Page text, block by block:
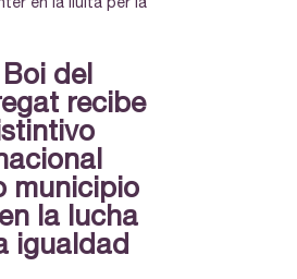
del
recibe
municipio
la lucha
igualdad